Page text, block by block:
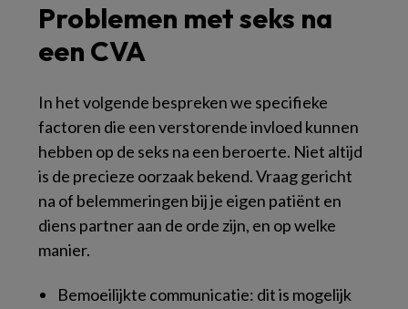
Problemen met seks na
een CVA
In het volgende bespreken we specifieke
factoren die een verstorende invloed kunnen
hebben op de seks na een beroerte. Niet altijd
is de precieze oorzaak bekend. Vraag gericht
na of belemmeringen bij je eigen patiënt en
diens partner aan de orde zijn, en op welke
manier.
Bemoeilijkte communicatie: dit is mogelijk